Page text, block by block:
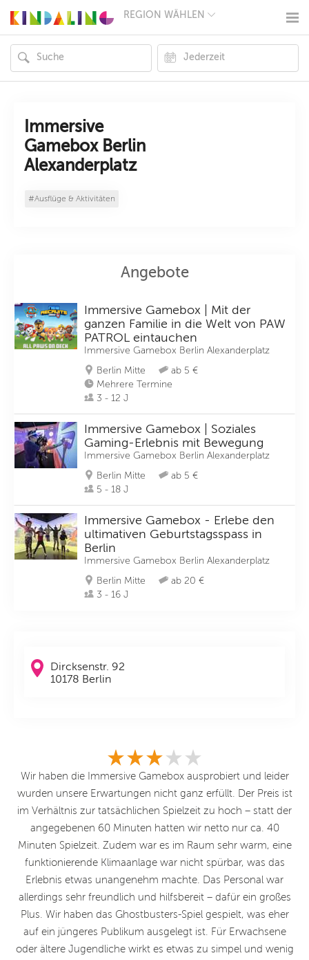
REGION WÄHLEN
MÜNCHEN
HAMBURG
FRANKFURT
KÖLN
LEIPZIG
DRESDEN
Immersive
Gamebox Berlin
Alexanderplatz
#Ausflüge & Aktivitäten
Angebote
Immersive Gamebox | Mit der
ganzen Familie in die Welt von PAW
PATROL eintauchen
Immersive Gamebox Berlin Alexanderplatz
Berlin Mitte
ab 5 €
Mehrere Termine
3 - 12 J
Immersive Gamebox | Soziales
Gaming-Erlebnis mit Bewegung
Immersive Gamebox Berlin Alexanderplatz
Berlin Mitte
ab 5 €
5 - 18 J
Immersive Gamebox - Erlebe den
ultimativen Geburtstagsspass in
Berlin
Immersive Gamebox Berlin Alexanderplatz
Berlin Mitte
ab 20 €
3 - 16 J
Dircksenstr. 92
10178 Berlin
Wir haben die Immersive Gamebox ausprobiert und leider
wurden unsere Erwartungen nicht ganz erfüllt. Der Preis ist
im Verhältnis zur tatsächlichen Spielzeit zu hoch – statt der
angegebenen 60 Minuten hatten wir netto nur ca. 40
Minuten Spielzeit. Zudem war es im Raum sehr warm, eine
funktionierende Klimaanlage war nicht spürbar, was das
Erlebnis etwas unangenehm machte. Das Personal war
allerdings sehr freundlich und hilfsbereit – dafür ein großes
Plus. Wir haben das Ghostbusters-Spiel gespielt, was eher
auf ein jüngeres Publikum ausgelegt ist. Für Erwachsene
oder ältere Jugendliche wirkt es etwas zu simpel und wenig